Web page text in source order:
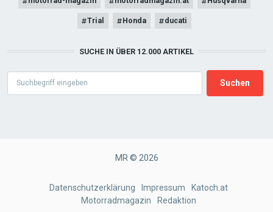
Trial Honda ducati
SUCHE IN ÜBER 12.000 ARTIKEL
MR © 2026
Datenschutzerklärung Impressum
Katoch.at
Motorradmagazin
Redaktion